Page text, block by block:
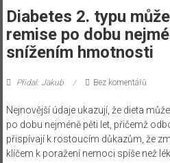
Diabetes 2. typu
remise po dobu
snížením hmotnosti
Přidal: Jakub Bez komentářů
Nejnovější údaje ukazují, že dieta
po dobu nejméně pěti let, přičemž
přispívají k rostoucím důkazům, že
klíčem k poražení nemoci spíše než